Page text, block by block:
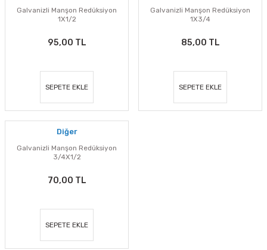
Galvanizli Manşon Redüksiyon
1X1/2
95,00 TL
SEPETE EKLE
Galvanizli Manşon Redüksiyon
1X3/4
85,00 TL
SEPETE EKLE
Diğer
Galvanizli Manşon Redüksiyon
3/4X1/2
70,00 TL
SEPETE EKLE